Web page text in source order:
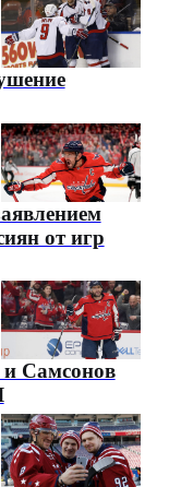
от игр
Самсонов